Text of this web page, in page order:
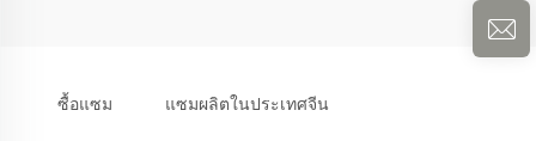
ซื้อแซม แซมผลิตในประเทศจีน